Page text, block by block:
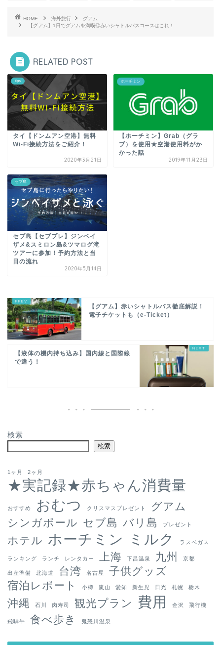
HOME 海外旅行
グアム
【グアム】1日でグアムを満喫◎赤いシャトルバスコースはこれ！
RELATED POST
tips
タイ【ドンムアン空港】無料
Wi-Fi接続方法をご紹介！
2020年3月21日
ホーチミン
【ホーチミン】Grab（グラ
ブ）を使用★空港使用料がか
かった話
2019年11月23日
セブ島
セブ島【セブプレ】ジンベイ
ザメ&スミロン島&ツマログ滝
ツアーに参加！予約方法と当
日の流れ
2020年5月14日
【グアム】赤いシャトルバス徹底解説！
電子チケットも（e-Ticket）
【液体の機内持ち込み】国内線と国際線
で違う！
検索
検索
1ヶ月 2ヶ月
★実記録★赤ちゃん消費量
おすすめ おむつ クリスマスプレゼント
グアム
シンガポール セブ島 バリ島 プレゼント
ホテル ホーチミン ミルク ラスベガス
ランキング ランチ レンタカー 上海 下呂温泉 九州 京都
出産準備 北海道 台湾 名古屋
子供グッズ
宿泊レポート
小樽 嵐山 愛知 新生児 日光 札幌 栃木
沖縄 石川 肉寿司 観光プラン 費用 金沢 飛行機
飛騨牛 食べ歩き 鬼怒川温泉